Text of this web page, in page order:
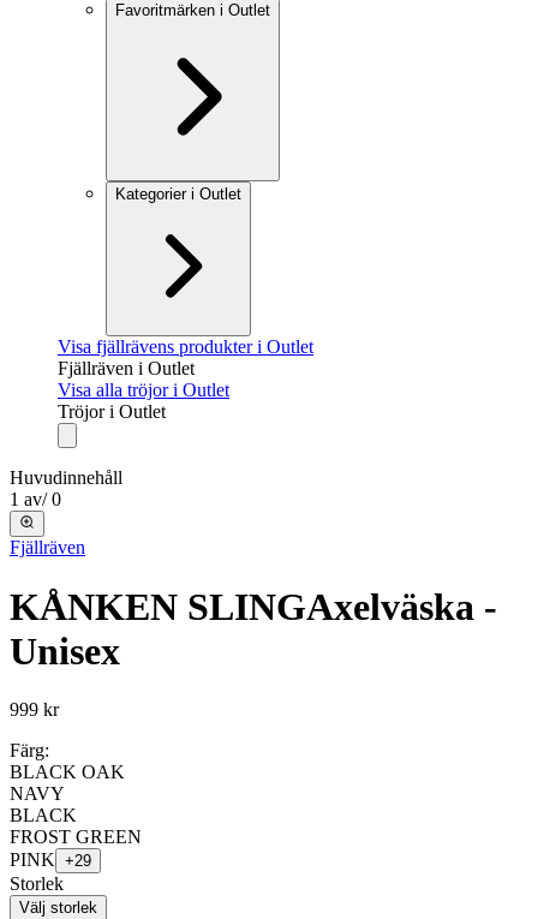
Favoritmärken i Outlet
Kategorier i Outlet
Visa fjällrävens produkter i Outlet
Fjällräven i Outlet
Visa alla tröjor i Outlet
Tröjor i Outlet
Huvudinnehåll
1 av/ 0
Fjällräven
KÅNKEN SLINGAxelväska -
Unisex
999 kr
Färg:
BLACK OAK
NAVY
BLACK
FROST GREEN
PINK +29
Storlek
Välj storlek